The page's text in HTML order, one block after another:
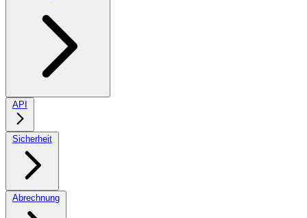
API
Sicherheit
Abrechnung